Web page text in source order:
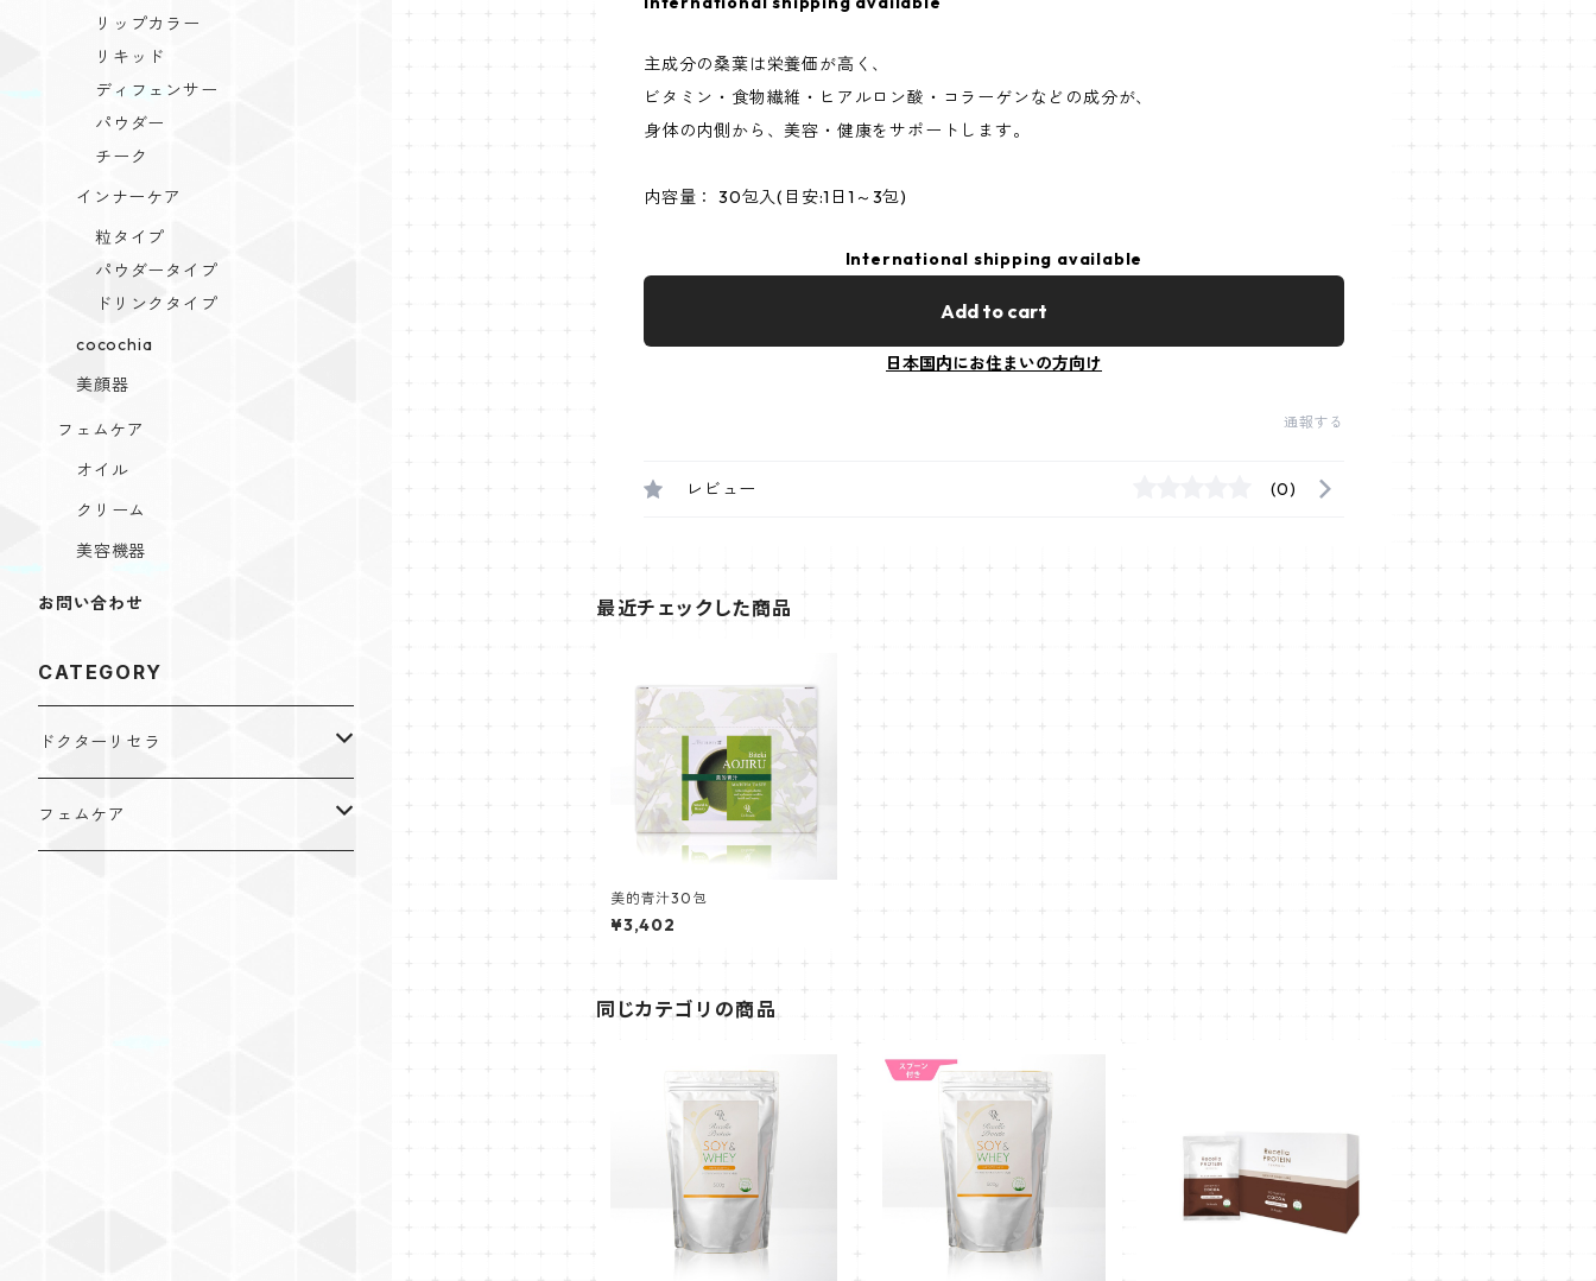
主成分の桑葉は栄養価が高く、
ビタミン・食物繊維・ヒアルロン酸・コラーゲンなどの成分が、
身体の内側から、美容・健康をサポートします。
内容量： 30包入(目安:1日1～3包)
International shipping available
Add to cart
日本国内にお住まいの方向け
通報する
レビュー (0)
最近チェックした商品
美的青汁30包
¥3,402
同じカテゴリの商品
リップカラー
リキッド
ディフェンサー
パウダー
チーク
インナーケア
粒タイプ
パウダータイプ
ドリンクタイプ
cocochia
美顔器
フェムケア
オイル
クリーム
美容機器
お問い合わせ
CATEGORY
ドクターリセラ
アクアヴィーナス
フェムケア